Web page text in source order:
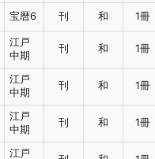
宝暦6 刊 和 1冊
江戸
中期
刊 和 1冊
江戸
中期
刊 和 1冊
江戸
中期
刊 和 1冊
江戸